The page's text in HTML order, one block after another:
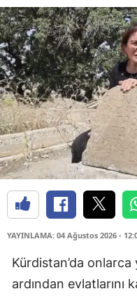
YAYINLAMA: 04 Ağustos 2026 -
Kürdistan’da onlarca
ardından evlatlarını